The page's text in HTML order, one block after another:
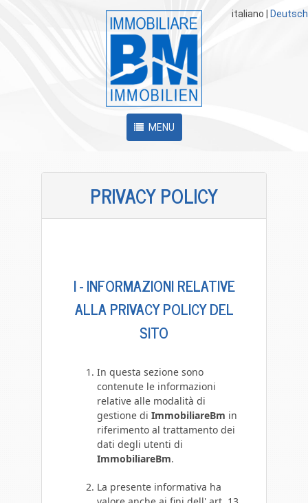
italiano Deutsch
MENU
PRIVACY POLICY
I - INFORMAZIONI RELATIVE
ALLA PRIVACY POLICY DEL
SITO
In questa sezione sono
contenute le informazioni
relative alle modalità di
gestione di ImmobiliareBm in
riferimento al trattamento dei
dati degli utenti di
ImmobiliareBm.
La presente informativa ha